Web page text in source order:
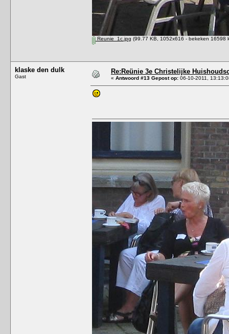
Reunie_1c.jpg (99.77 KB, 1052x616 - bekeken 16598
klaske den dulk
Gast
Re:Reünie 3e Christelijke
« Antwoord #13 Gepost op: 06-10-2011,